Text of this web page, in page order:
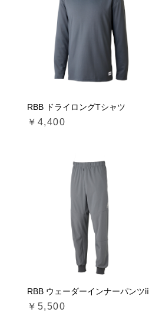
RBB ドライロングTシャツ
￥4,400
RBB ウェーダーインナーパンツⅱ
￥5,500